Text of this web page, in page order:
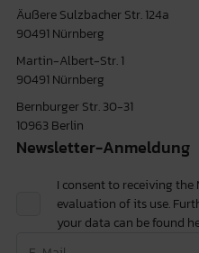
Äußere Sulzbacher Str. 124a
90491 Nürnberg
Martin-Albert-Str. 1
90491 Nürnberg
Bernburger Str. 30-31
10963 Berlin
Newsletter-Anmeldung
I consent to receiving
evaluation of its use.
your data can be found